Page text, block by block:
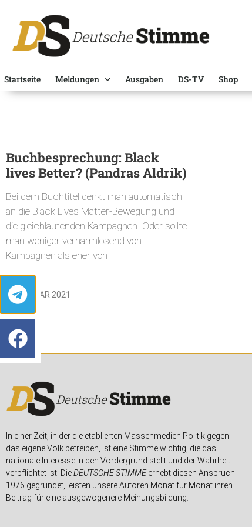
Startseite Meldungen Ausgaben DS-TV Shop
Buchbesprechung: Black
lives Better? (Pandras Aldrik)
Bei dem Buchtitel denkt man automatisch
an die Black Lives Matter-Bewegung und
die gleichlautenden Kampagnen. Oder sollte
man weniger verharmlosend von
Kampagnen als eher von
19. JANUAR 2021
In einer Zeit, in der die etablierten Massenmedien Politik gegen
das eigene Volk betreiben, ist eine Stimme wichtig, die das
nationale Interesse in den Vordergrund stellt und der Wahrheit
verpflichtet ist. DieDEUTSCHE STIMMEerhebt diesen Anspruch.
1976 gegründet, leisten unsere Autoren Monat für Monat ihren
Beitrag für eine ausgewogenere Meinungsbildung.